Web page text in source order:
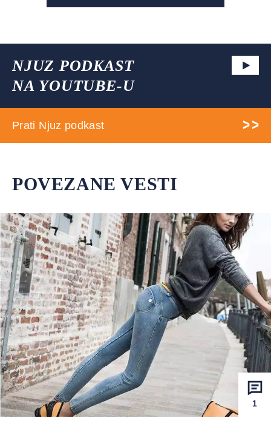
NJUZ PODKAST
NA YOUTUBE-U
Prati Njuz podkast
POVEZANE VESTI
1